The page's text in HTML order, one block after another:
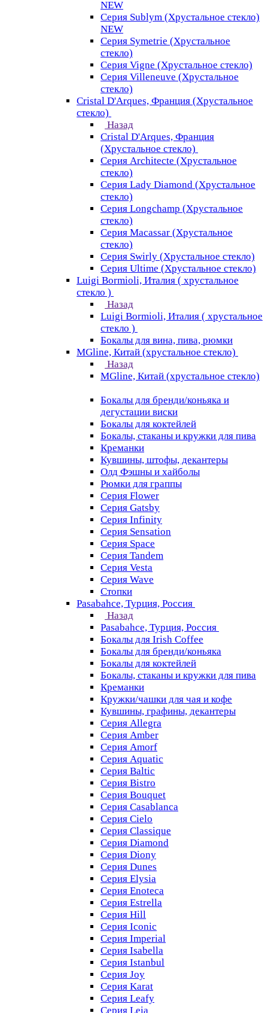
NEW
Серия Sublym (Хрустальное стекло)
NEW
Серия Symetrie (Хрустальное
стекло)
Серия Vigne (Хрустальное стекло)
Серия Villeneuve (Хрустальное
стекло)
Cristal D'Arques, Франция (Хрустальное
стекло)
Назад
Cristal D'Arques, Франция
(Хрустальное стекло)
Серия Architecte (Хрустальное
стекло)
Серия Lady Diamond (Хрустальное
стекло)
Серия Longchamp (Хрустальное
стекло)
Серия Macassar (Хрустальное
стекло)
Серия Swirly (Хрустальное стекло)
Серия Ultime (Хрустальное стекло)
Luigi Bormioli, Италия ( хрустальное
стекло )
Назад
Luigi Bormioli, Италия ( хрустальное
стекло )
Бокалы для вина, пива, рюмки
MGline, Китай (хрустальное стекло)
Назад
MGline, Китай (хрустальное стекло)
Бокалы для бренди/коньяка и
дегустации виски
Бокалы для коктейлей
Бокалы, стаканы и кружки для пива
Креманки
Кувшины, штофы, декантеры
Олд Фэшны и хайболы
Рюмки для граппы
Серия Flower
Серия Gatsby
Серия Infinity
Серия Sensation
Серия Space
Серия Tandem
Серия Vesta
Серия Wave
Стопки
Pasabahce, Турция, Россия
Назад
Pasabahce, Турция, Россия
Бокалы для Irish Coffee
Бокалы для бренди/коньяка
Бокалы для коктейлей
Бокалы, стаканы и кружки для пива
Креманки
Кружки/чашки для чая и кофе
Кувшины, графины, декантеры
Серия Allegra
Серия Amber
Серия Amorf
Серия Aquatic
Серия Baltic
Серия Bistro
Серия Bouquet
Серия Casablanсa
Серия Cielo
Серия Classique
Серия Diamond
Серия Diony
Серия Dunes
Серия Elysia
Серия Enoteca
Серия Estrella
Серия Hill
Серия Iconic
Серия Imperial
Серия Isabella
Серия Istanbul
Серия Joy
Серия Karat
Серия Leafy
Серия Leia